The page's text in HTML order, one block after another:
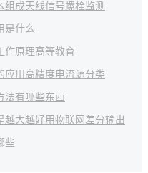
组成天线信号螺栓监测
是什么
作原理高等教育
应用高精度电流源分类
法有哪些东西
越大越好用物联网 差分输出
些